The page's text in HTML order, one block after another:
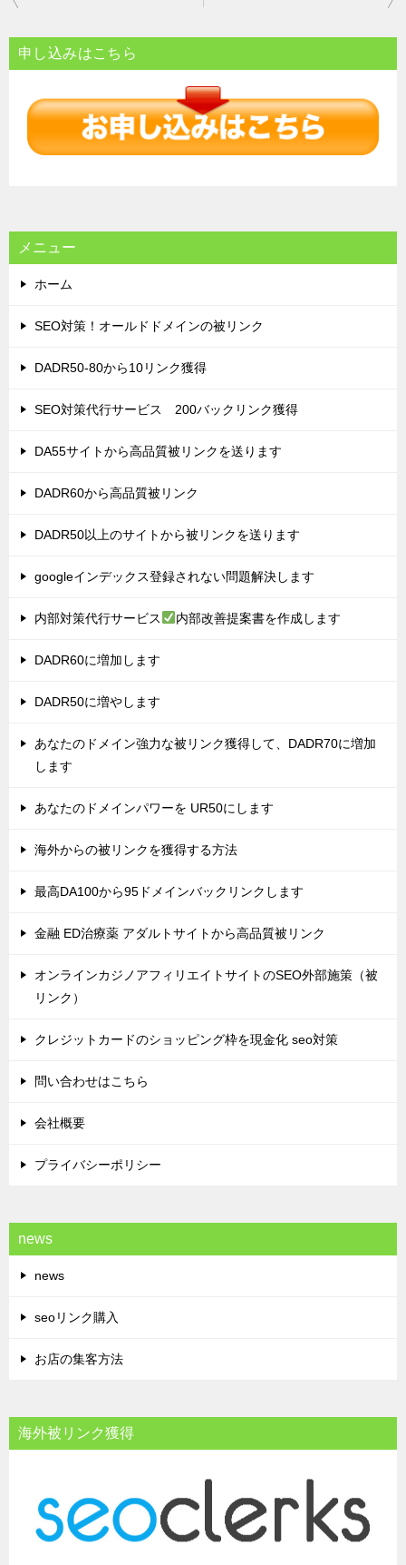
ナ
申し込みはこちら
メニュー
ホーム
SEO対策！オールドドメインの被リンク
DADR50-80から10リンク獲得
SEO対策代行サービス 200バックリンク獲得
DA55サイトから高品質被リンクを送ります
DADR60から高品質被リンク
DADR50以上のサイトから被リンクを送ります
googleインデックス登録されない問題解決します
内部対策代行サービス 内部改善提案書を作成します
DADR60に増加します
DADR50に増やします
あなたのドメイン強力な被リンク獲得して、DADR70に増加
します
あなたのドメインパワーを UR50にします
海外からの被リンクを獲得する方法
最高DA100から95ドメインバックリンクします
金融 ED治療薬 アダルトサイトから高品質被リンク
オンラインカジノアフィリエイトサイトのSEO外部施策（被
リンク）
クレジットカードのショッピング枠を現金化 seo対策
問い合わせはこちら
会社概要
プライバシーポリシー
news
news
seoリンク購入
お店の集客方法
海外被リンク獲得